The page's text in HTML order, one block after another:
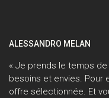
ALESSANDRO MELAN
« Je prends le temps
besoins et envies. Pour
offre sélectionnée. Et